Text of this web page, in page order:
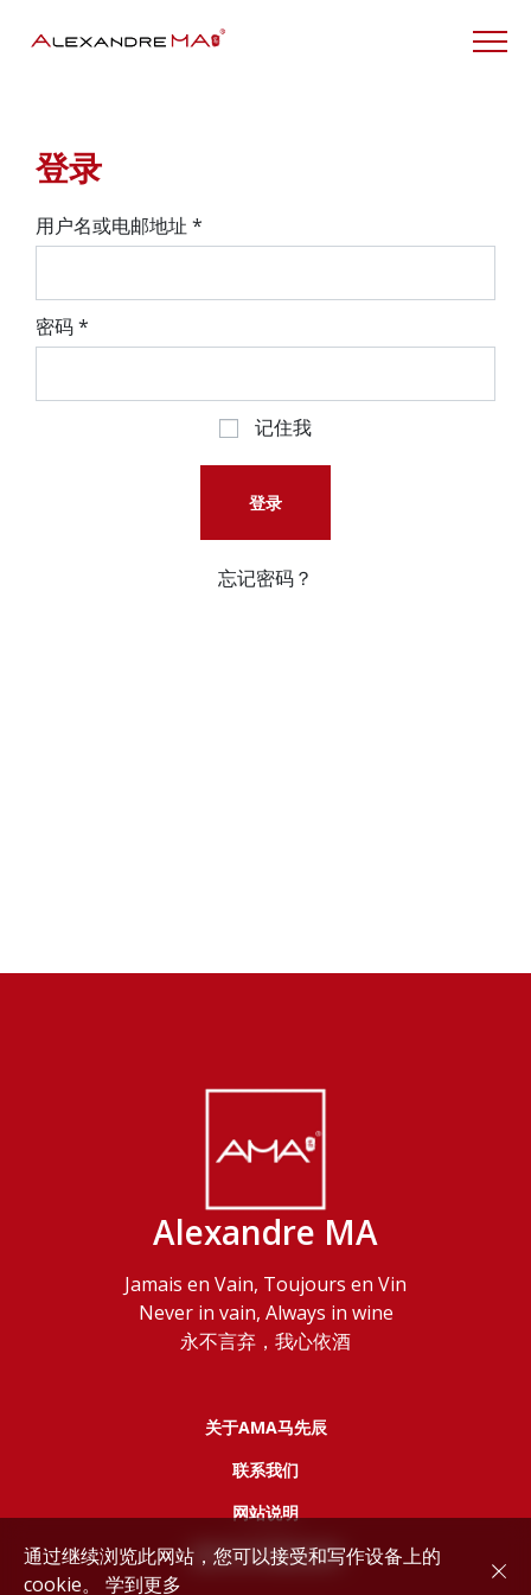
My Account – CN
登录
用户名或电邮地址 *
密码*
记住我
登录
忘记密码？
Alexandre MA
Jamais en Vain, Toujours en Vin
Never in vain, Always in wine
永不言弃，我心依酒
关于AMA马先辰
联系我们
网站说明
服务协议和隐私政策
通过继续浏览此网站，您可以接受和写作设备上的
cookie。 学到更多